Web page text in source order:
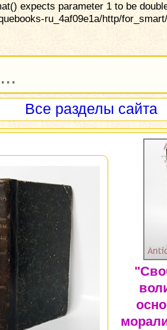
expects parameter 1 to be
ru_4af09e1a/http/
Все разделы сайта